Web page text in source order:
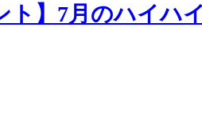
ト】7月のハイハ